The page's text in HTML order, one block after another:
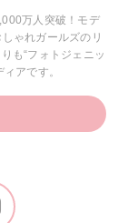
万人突破！モデ
ゃれガールズのリ
も“フォトジェニッ
アです。